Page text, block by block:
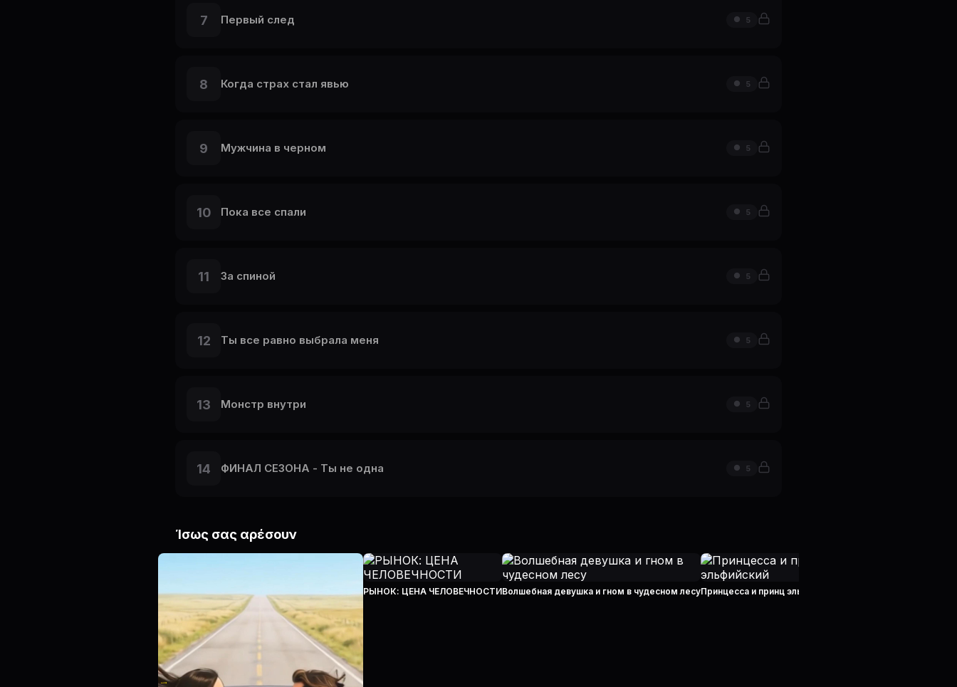
7 Первый след 5
8 Когда страх стал явью 5
9 Мужчина в черном 5
10 Пока все спали 5
11 За спиной 5
12 Ты все равно выбрала меня 5
13 Монстр внутри 5
14 ФИНАЛ СЕЗОНА - Ты не одна 5
Ίσως σας αρέσουν
РЫНОК: ЦЕНА ЧЕЛОВЕЧНОСТИВолшебная девушка и гном в чудесном лесуПринцесса и принц эльфийский